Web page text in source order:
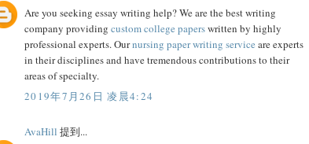
Are you seeking essay writing help? We are the best writing
company providing custom college paperswritten by highly
professional experts. Ournursing paper writing service are experts
in their disciplines and have tremendous contributions to their
areas of specialty.
2019年7月26日 凌晨4:24
AvaHill 提到...